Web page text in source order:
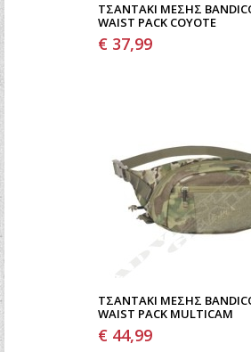
ΤΣΑΝΤΆΚΙ ΜΈΣΗΣ
WAIST PACK COYOTE
€ 37,99
ΤΣΑΝΤΆΚΙ ΜΈΣΗΣ
WAIST PACK MULTICAM
€ 44,99